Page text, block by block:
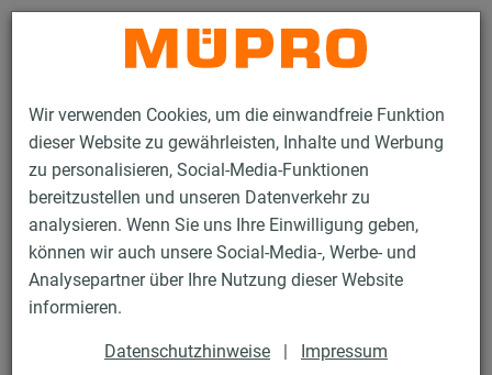
Wir verwenden Cookies, um die einwandfreie Funktion
dieser Website zu gewährleisten, Inhalte und Werbung
zu personalisieren, Social-Media-Funktionen
bereitzustellen und unseren Datenverkehr zu
analysieren. Wenn Sie uns Ihre Einwilligung geben,
können wir auch unsere Social-Media-, Werbe- und
Analysepartner über Ihre Nutzung dieser Website
informieren.
Datenschutzhinweise | Impressum
Kontakt
Produkte Befestigungstechnik
Installationsschienen
MPC-Halteklammern